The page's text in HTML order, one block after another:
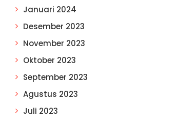
Januari 2024
Desember 2023
November 2023
Oktober 2023
September 2023
Agustus 2023
Juli 2023